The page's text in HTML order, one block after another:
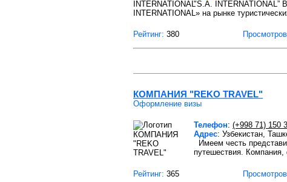
"S.A. INTERNATIONAL”
INTERNATIONAL» на рынке
Рейтинг: 380 Просмотров
КОМПАНИЯ "REKO TRAVEL"
Оформление визы
Телефон: (+998 71) 150
Адрес: Узбекистан,
Имеем честь
путешествия.
Рейтинг: 365 Просмотров